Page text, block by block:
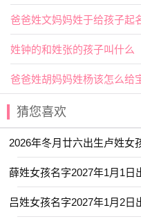
【亦航】 【云溪】 【
【乐川】 【乐淳】 【
【佩娴】 【书语】 【
【兆佳】 【仰浩】 【
【书承】 【兰琳】 【
【乐绮】 【之夏】 【
【云易】 【予诺】 【
【卿林】 【亦闲】 【
爸爸姓文妈妈姓于给孩子起
姓钟的和姓张的孩子叫什么
爸爸姓胡妈妈姓杨该怎么给
猜您喜欢
2026年冬月廿六出生卢姓女
薛姓女孩名字2027年1月1日
吕姓女孩名字2027年1月2日